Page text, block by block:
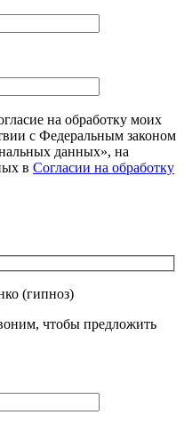
на обработку моих
с Федеральным законом
данных», на
в Согласии на обработку
(гипноз)
чтобы предложить